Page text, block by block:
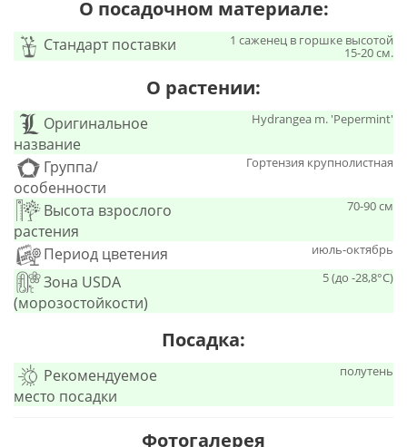
О посадочном материале:
Стандарт поставки 1 саженец в горшке высотой
15-20 см.
О растении:
Оригинальное
название
Hydrangea m. 'Pepermint'
Группа/
особенности
Гортензия крупнолистная
Высота взрослого
растения
70-90 см
Период цветения июль-октябрь
Зона USDA
(морозостойкости)
5 (до -28,8°С)
Посадка:
Рекомендуемое
место посадки
полутень
Фотогалерея